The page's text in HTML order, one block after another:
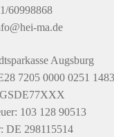
60998868
ma.de
Augsburg
7205 0000 0251
103 128 90513
DE 298115514